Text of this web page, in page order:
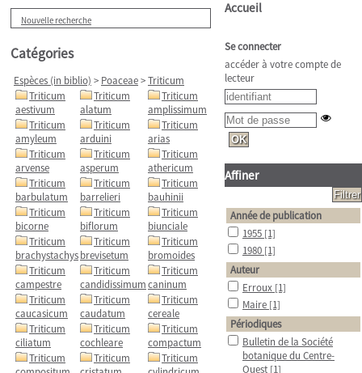
Nouvelle recherche
Catégories
Espèces (in biblio) > Poaceae>Triticum
Triticum
aestivum
Triticum
alatum
Triticum
amplissimum
Triticum
amyleum
Triticum
arduini
Triticum
arias
Triticum
arvense
Triticum
asperum
Triticum
athericum
Triticum
barbulatum
Triticum
barrelieri
Triticum
bauhinii
Triticum
bicorne
Triticum
biflorum
Triticum
biunciale
Triticum
brachystachys
Triticum
brevisetum
Triticum
bromoides
Triticum
campestre
Triticum
candidissimum
Triticum
caninum
Triticum
caucasicum
Triticum
caudatum
Triticum
cereale
Triticum
ciliatum
Triticum
cochleare
Triticum
compactum
Triticum
Triticum
Triticum
Accueil
Se connecter
accéder à votre compte de
lecteur
Affiner
Année de publication
1955 [1]
1980 [1]
Auteur
Erroux [1]
Maire [1]
Périodiques
Bulletin de la Société
botanique du Centre-
Ouest [1]